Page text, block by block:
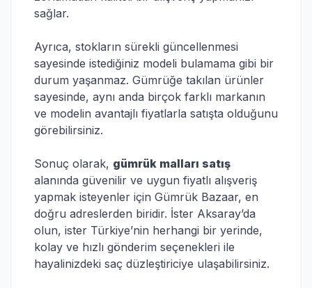
sağlar.
Ayrıca, stokların sürekli güncellenmesi
sayesinde istediğiniz modeli bulamama gibi bir
durum yaşanmaz. Gümrüğe takılan ürünler
sayesinde, aynı anda birçok farklı markanın
ve modelin avantajlı fiyatlarla satışta olduğunu
görebilirsiniz.
Sonuç olarak, gümrük malları satış
alanında güvenilir ve uygun fiyatlı alışveriş
yapmak isteyenler için Gümrük Bazaar, en
doğru adreslerden biridir. İster Aksaray’da
olun, ister Türkiye’nin herhangi bir yerinde,
kolay ve hızlı gönderim seçenekleri ile
hayalinizdeki saç düzleştiriciye ulaşabilirsiniz.